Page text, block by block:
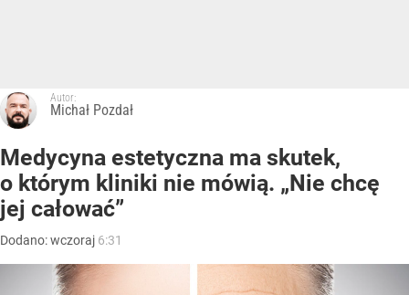
Autor:
Michał Pozdał
Medycyna estetyczna ma skutek,
o którym kliniki nie mówią. „Nie chcę
jej całować”
Dodano:wczoraj 6:31